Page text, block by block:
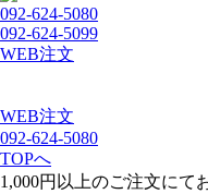
092-624-5080
092-624-5099
WEB注文
WEB注文
092-624-5080
TOPへ
1,000円以上のご注文にて